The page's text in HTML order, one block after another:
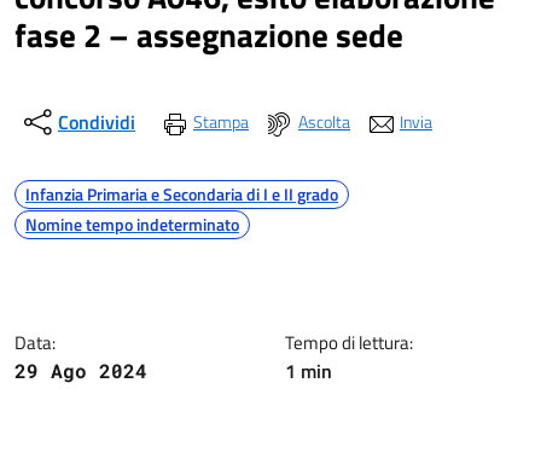
fase 2 – assegnazione sede
Condividi Stampa Ascolta Invia
Argomenti
Infanzia Primaria e Secondaria di I e II grado
Nomine tempo indeterminato
Data:
29 Ago 2024
Tempo di lettura:
1 min